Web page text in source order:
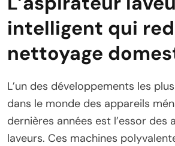
intelligent qui
nettoyage
L’un des développements les
dans le monde des appareils
dernières années est l’essor des
laveurs. Ces machines